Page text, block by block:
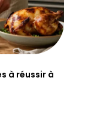
à réussir à